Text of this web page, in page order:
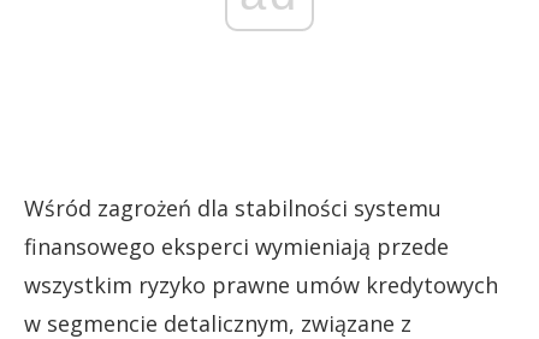
Wśród zagrożeń dla stabilności systemu
finansowego eksperci wymieniają przede
wszystkim ryzyko prawne umów kredytowych
w segmencie detalicznym, związane z